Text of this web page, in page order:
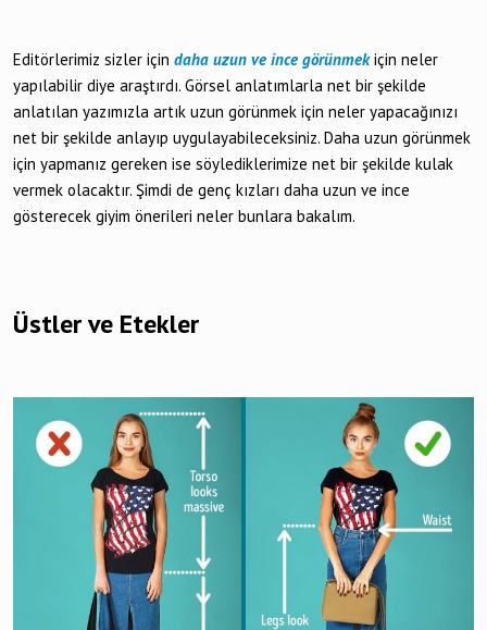
Editörlerimiz sizler için daha uzun ve ince görünmekiçin neler
yapılabilir diye araştırdı. Görsel anlatımlarla net bir şekilde
anlatılan yazımızla artık uzun görünmek için neler yapacağınızı
net bir şekilde anlayıp uygulayabileceksiniz. Daha uzun görünmek
için yapmanız gereken ise söylediklerimize net bir şekilde kulak
vermek olacaktır. Şimdi de genç kızları daha uzun ve ince
gösterecek giyim önerileri neler bunlara bakalım.
Üstler ve Etekler